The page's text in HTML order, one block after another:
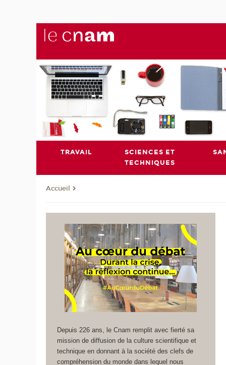
TRAVAIL
SCIENCES ET
TECHNIQUES
Accueil
Depuis 226 ans, le Cnam remplit avec fierté sa
mission de diffusion de la culture scientifique et
technique en donnant à la société des clefs de
compréhension du monde dans lequel nous